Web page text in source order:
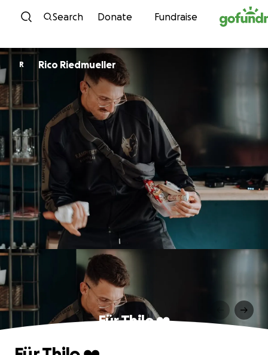
Skip to content
Search Donate Fundraise
R Rico Riedmueller
Für Thilo ❤️